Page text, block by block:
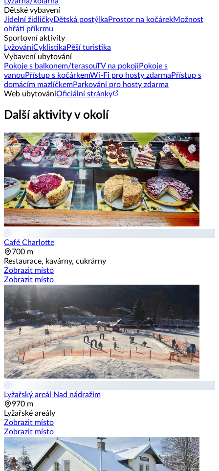
Dětské vybavení
Jídelní židličkyDětská postýlka Prostor na kočárekMožnost
ohřátí příkrmu
Sportovní aktivity
LyžováníCyklistika Pěší turistika
Vybavení ubytování
Pokoje s balkonem/terasouTV na pokoji Pokoje s
vanou Přístup s kočárkemWi-Fi pro hosty zdarma Přístup s
domácím mazlíčkemParkování pro hosty zdarma
Web ubytováníOficiální stránky
Další aktivity v okolí
Café Charlotte
700 m
Restaurace, kavárny, cukrárny
Zobrazit místo
Zobrazit místo
Lyžařský areál Nad nádražím
970 m
Lyžařské areály
Zobrazit místo
Zobrazit místo